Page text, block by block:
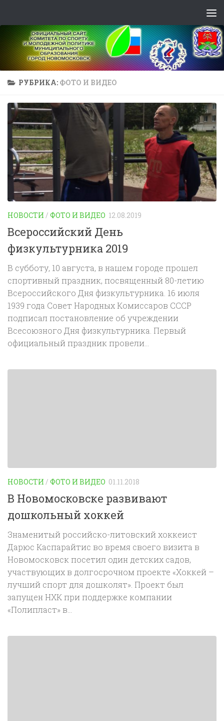
РУБРИКА: ФОТО И ВИДЕО
НОВОСТИ / ФОТО И ВИДЕО 12.08.2019
Всероссийский День
физкультурника 2019
В субботу, 10 августа, в нашем городе прошел
спортивный праздник, посвященный 80-летию
Всероссийского Дня физкультурника. 16 июля
1939 года Совет Народных Комиссаров СССР
подписал постановление об учреждении
Всесоюзного Дня физкультурника. Первый
официальный праздник провели...
НОВОСТИ / ФОТО И ВИДЕО 01.11.2018
В Новомосковске развивают
дошкольный хоккей
Знаменитый российско-литовский хоккеист
Дарюс Каспарайтис во время своего визита в
Новомосковск посетил один детских садов,
участвующих в долгосрочном проекте «Хоккей –
лучший спорт для дошколят». Проект был
запущен НХК при поддержке компании
«Полипласт» в...